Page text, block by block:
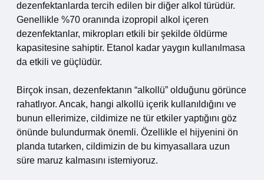
dezenfektanlarda tercih edilen bir diğer alkol türüdür.
Genellikle %70 oranında izopropil alkol içeren
dezenfektanlar, mikropları etkili bir şekilde öldürme
kapasitesine sahiptir. Etanol kadar yaygın kullanılmasa
da etkili ve güçlüdür.
Birçok insan, dezenfektanın “alkollü” olduğunu görünce
rahatlıyor. Ancak, hangi alkollü içerik kullanıldığını ve
bunun ellerimize, cildimize ne tür etkiler yaptığını göz
önünde bulundurmak önemli. Özellikle el hijyenini ön
planda tutarken, cildimizin de bu kimyasallara uzun
süre maruz kalmasını istemiyoruz.